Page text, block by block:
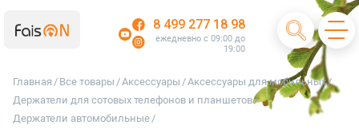
8 499 277 18 98
ежедневно с 09:00 до
19:00
Главная / Все товары / Аксессуары / Аксессуары для мобильных/
Держатели для сотовых телефонов и планшетов/
Держатели автомобильные /